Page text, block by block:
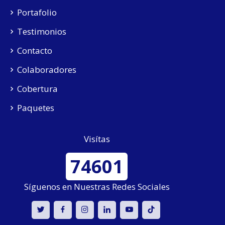
Portafolio
Testimonios
Contacto
Colaboradores
Cobertura
Paquetes
Visítas
74601
Síguenos en Nuestras Redes Sociales